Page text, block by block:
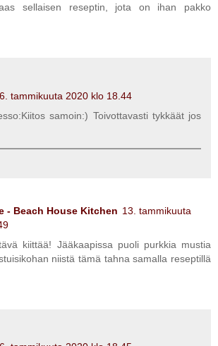
sellaisen reseptin, jota on ihan pakko
tammikuuta 2020 klo 18.44
samoin:) Toivottavasti tykkäät jos
- Beach House Kitchen 13. tammikuuta
kiittää! Jääkaapissa puoli purkkia mustia
niistä tämä tahna samalla reseptillä